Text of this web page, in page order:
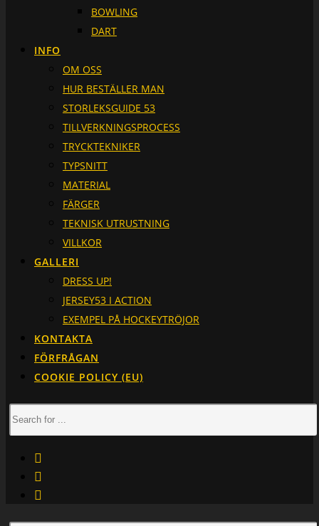
BOWLING
DART
INFO
OM OSS
HUR BESTÄLLER MAN
STORLEKSGUIDE 53
TILLVERKNINGSPROCESS
TRYCKTEKNIKER
TYPSNITT
MATERIAL
FÄRGER
TEKNISK UTRUSTNING
VILLKOR
GALLERI
DRESS UP!
JERSEY53 I ACTION
EXEMPEL PÅ HOCKEYTRÖJOR
KONTAKTA
FÖRFRÅGAN
COOKIE POLICY (EU)